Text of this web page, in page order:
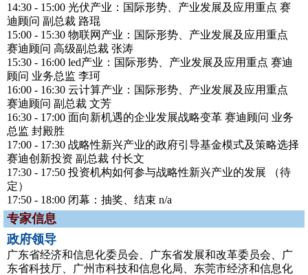
14:30 - 15:00 光伏产业：国际形势、产业发展及应用重点 赛
迪顾问 副总裁 路琨
15:00 - 15:30 物联网产业：国际形势、产业发展及应用重点
赛迪顾问 高级副总裁 张涛
15:30 - 16:00 led产业：国际形势、产业发展及应用重点 赛迪
顾问 业务总监 李珂
16:00 - 16:30 云计算产业：国际形势、产业发展及应用重点
赛迪顾问 副总裁 文芳
16:30 - 17:00 面向新机遇的企业发展战略变革 赛迪顾问 业务
总监 封殿胜
17:00 - 17:30 战略性新兴产业的政府引导基金模式及策略选择
赛迪创新投资 副总裁 付长文
17:30 - 17:50 投资机构如何参与战略性新兴产业的发展 （待
定）
17:50 - 18:00 闭幕：抽奖、结束 n/a
专家信息
政府领导
广东省经济和信息化委员会、广东省发展和改革委员会、广
东省科技厅、广州市科技和信息化局、东莞市经济和信息化